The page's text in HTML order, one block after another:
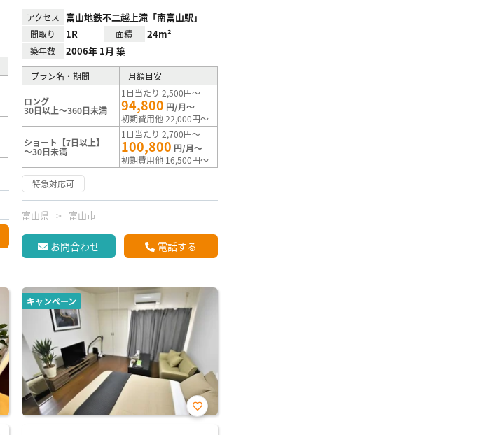
アクセス 富山地鉄不二越上滝「南富山駅」
間取り 1R 面積 24m²
築年数 2006年 1月 築
プラン名・期間 月額目安
ロング
30日以上～360日未満
1日当たり 2,500円～
94,800 円/月～
初期費用他 22,000円～
ショート【7日以上】
～30日未満
1日当たり 2,700円～
100,800 円/月～
初期費用他 16,500円～
特急対応可
富山県 富山市
お問合わせ 電話する
キャンペーン
お気